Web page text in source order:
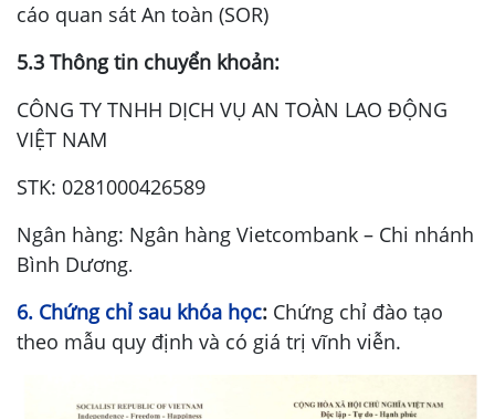
cáo quan sát An toàn (SOR)
5.3 Thông tin chuyển khoản:
CÔNG TY TNHH DỊCH VỤ AN TOÀN LAO ĐỘNG
VIỆT NAM
STK: 0281000426589
Ngân hàng: Ngân hàng Vietcombank – Chi nhánh
Bình Dương.
6. Chứng chỉ sau khóa học: Chứng chỉ đào tạo
theo mẫu quy định và có giá trị vĩnh viễn.